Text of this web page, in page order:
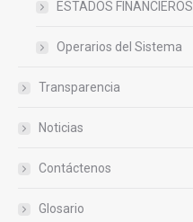
ESTADOS FINANCIEROS
Operarios del Sistema
Transparencia
Noticias
Contáctenos
Glosario